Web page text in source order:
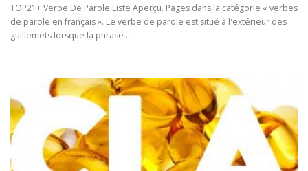
TOP21+ Verbe De Parole Liste Aperçu. Pages dans la catégorie « verbes
de parole en français ». Le verbe de parole est situé à l'extérieur des
guillemets lorsque la phrase …